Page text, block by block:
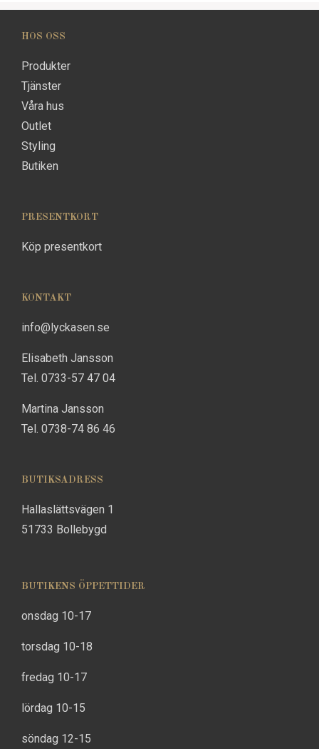
HOS OSS
Produkter
Tjänster
Våra hus
Outlet
Styling
Butiken
PRESENTKORT
Köp presentkort
KONTAKT
info@lyckasen.se
Elisabeth Jansson
Tel. 0733-57 47 04
Martina Jansson
Tel. 0738-74 86 46
BUTIKSADRESS
Hallaslättsvägen 1
51733 Bollebygd
BUTIKENS ÖPPETTIDER
onsdag 10-17
torsdag 10-18
fredag 10-17
lördag 10-15
söndag 12-15